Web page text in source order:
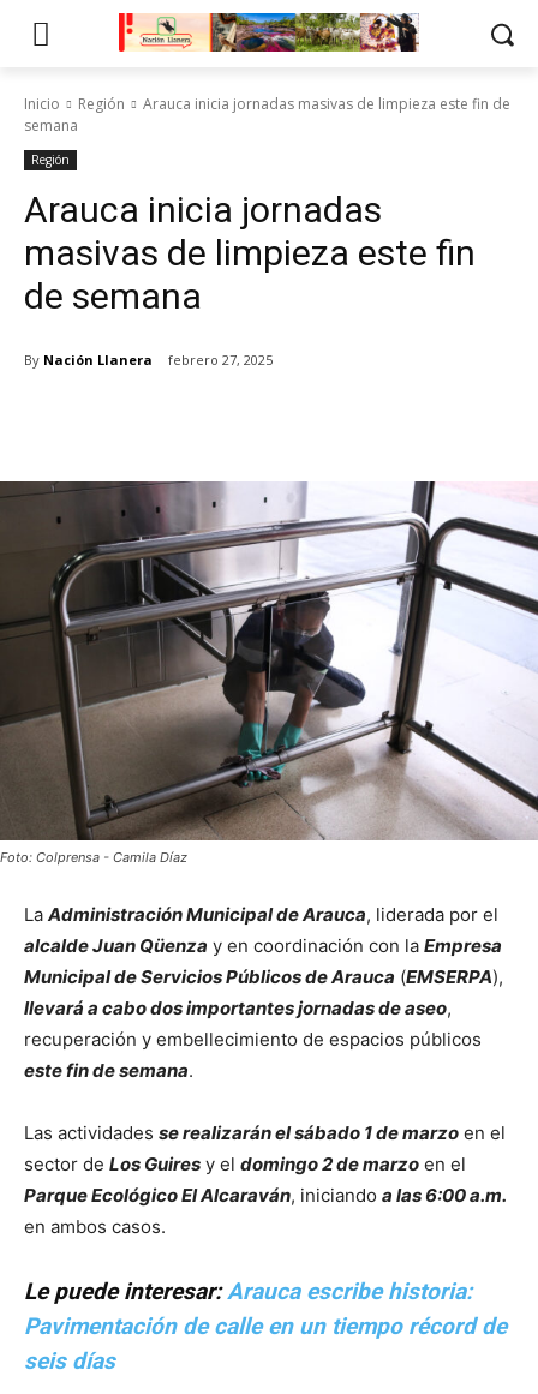
Inicio Región
Arauca inicia jornadas masivas de limpieza este fin de
semana
Región
Arauca inicia jornadas
masivas de limpieza este fin
de semana
By Nación Llanera febrero 27, 2025
Foto: Colprensa - Camila Díaz
La Administración Municipal de Arauca, liderada por el
alcalde Juan Qüenza y en coordinación con la Empresa
Municipal de Servicios Públicos de Arauca (EMSERPA),
llevará a cabo dos importantes jornadas de aseo,
recuperación y embellecimiento de espacios públicos
este fin de semana.
Las actividades se realizarán el sábado 1 de marzo en el
sector de Los Guires y el domingo 2 de marzo en el
Parque Ecológico El Alcaraván, iniciando a las 6:00 a.m.
en ambos casos.
Le puede interesar:Arauca escribe historia:
Pavimentación de calle en un tiempo récord de
seis días